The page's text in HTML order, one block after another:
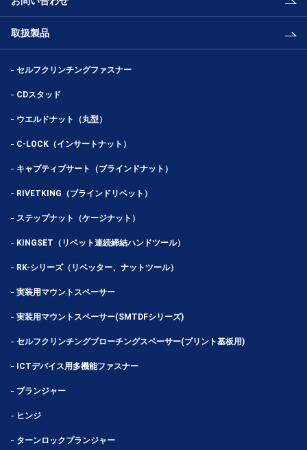
取扱製品
セルフクリンチングファスナー
CDスタッド
ウエルドナット（丸型）
C-LOCK（インサートナット）
キャプティブサート（ブラインドナット）
RIVETKING（ブラインドリベット）
ステップナット（ケージナット）
KINGSET（リベット連続締結ハンドツール）
RK-シリーズ（リベッター、ナットツール）
実装用マウントスペーサー
実装用マウントスペーサー(SMTDFシリーズ)
セルフクリンチングブローチングスペーサー(プリント基板用)
ICTデバイス用多機能ファスナー
プランジャー
ヒンジ
ターンロックプランジャー